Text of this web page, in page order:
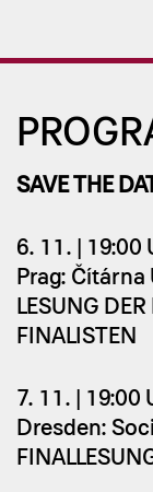
SAVE THE
6. 11. | 19:00
Prag: Čítárna
LESUNG
FINALISTEN
7. 11. | 19:00
Dresden: